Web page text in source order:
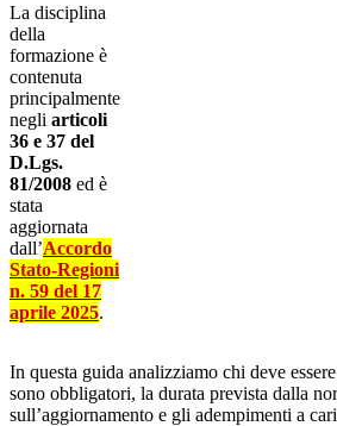
La disciplina
della
formazione è
contenuta
principalmente
negli articoli
36 e 37 del
D.Lgs.
81/2008 ed è
stata
aggiornata
dall’Accordo
Stato-Regioni
n. 59 del 17
aprile 2025.
In questa guida analizziamo chi deve
sono obbligatori, la durata prevista dalla
sull’aggiornamento e gli adempimenti a